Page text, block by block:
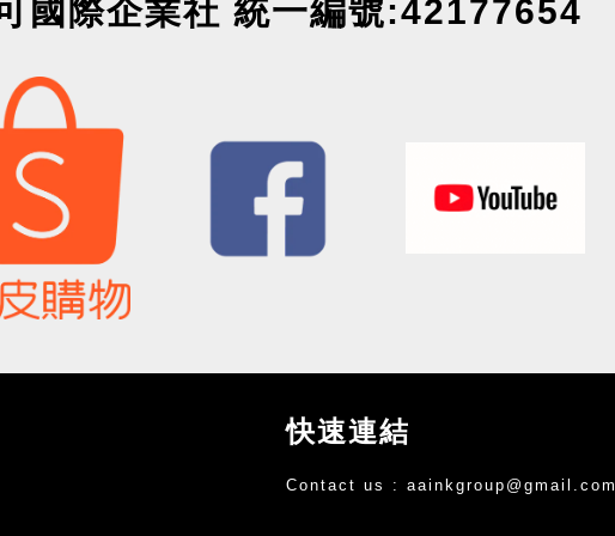
國際企業社 統一編號:42177654
快速連結
Contact us : aainkgroup@gmail.com